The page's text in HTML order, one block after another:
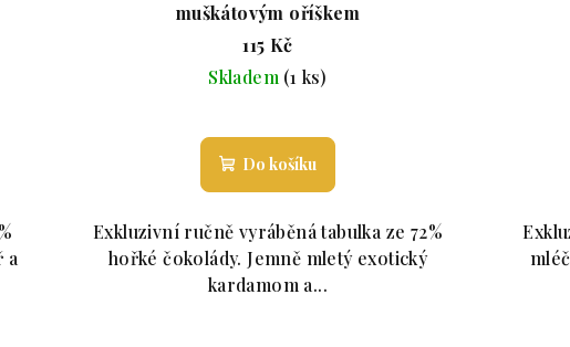
a
muškátovým oříškem
115 Kč
Skladem (1 ks)
Do košíku
Exkluzivní ručně vyráběná tabulka ze 72%
hořké čokolády. Jemně mletý exotický
kardamom a...